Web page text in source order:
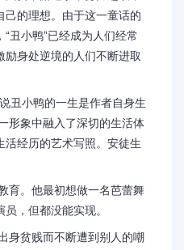
己的理想。由于这一童话的
丑小鸭”已经成为人们经常
身处逆境的人们不断进取
小鸭的一生是作者自身生
形象中融入了深切的生活体
活经历的艺术写照。安徒生
。他最初想做一名芭蕾舞
，但都没能实现。
贫贱而不断遭到别人的嘲